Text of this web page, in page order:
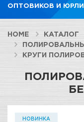
ОПТОВИКОВ И
HOME КАТАЛОГ
КРУГИ
НОВИНКА